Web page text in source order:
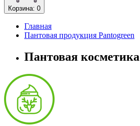
Корзина: 0
Главная
Пантовая продукция Pantogreen
Пантовая косметика